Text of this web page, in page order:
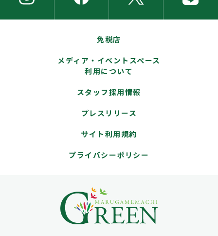
免税店
メディア・イベントスペース
利用について
スタッフ採用情報
プレスリリース
サイト利用規約
プライバシーポリシー